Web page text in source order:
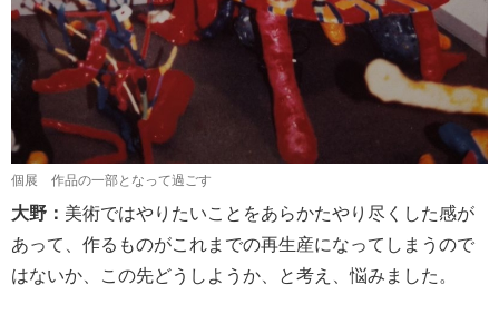
個展 作品の一部となって過ごす
大野： 美術ではやりたいことをあらかたやり尽くした感が
あって、作るものがこれまでの再生産になってしまうので
はないか、この先どうしようか、と考え、悩みました。